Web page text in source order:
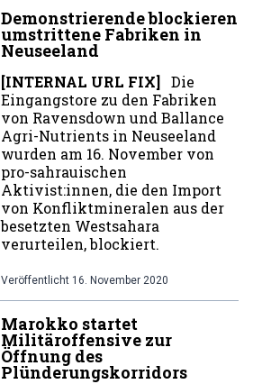
Demonstrierende blockieren
umstrittene Fabriken in
Neuseeland
[INTERNAL URL FIX] Die
Eingangstore zu den Fabriken
von Ravensdown und Ballance
Agri-Nutrients in Neuseeland
wurden am 16. November von
pro-sahrauischen
Aktivist:innen, die den Import
von Konfliktmineralen aus der
besetzten Westsahara
verurteilen, blockiert.
Veröffentlicht 16. November 2020
Marokko startet
Militäroffensive zur
Öffnung des
Plünderungskorridors